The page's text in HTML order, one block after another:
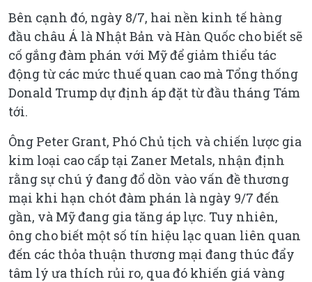
Bên cạnh đó, ngày 8/7, hai nền kinh tế hàng
đầu châu Á là Nhật Bản và Hàn Quốc cho biết sẽ
cố gắng đàm phán với Mỹ để giảm thiểu tác
động từ các mức thuế quan cao mà Tổng thống
Donald Trump dự định áp đặt từ đầu tháng Tám
tới.
Ông Peter Grant, Phó Chủ tịch và chiến lược gia
kim loại cao cấp tại Zaner Metals, nhận định
rằng sự chú ý đang đổ dồn vào vấn đề thương
mại khi hạn chót đàm phán là ngày 9/7 đến
gần, và Mỹ đang gia tăng áp lực. Tuy nhiên,
ông cho biết một số tín hiệu lạc quan liên quan
đến các thỏa thuận thương mại đang thúc đẩy
tâm lý ưa thích rủi ro, qua đó khiến giá vàng